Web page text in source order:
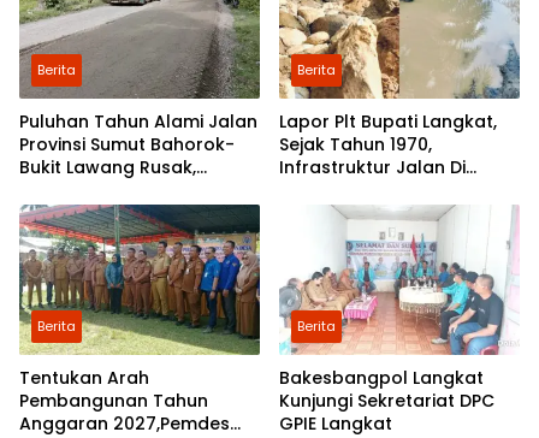
Berita
Puluhan Tahun Alami Jalan
Provinsi Sumut Bahorok-
Bukit Lawang Rusak,
Perbaikan
Berita
Lapor Plt Bupati Langkat,
Sejak Tahun 1970,
Infrastruktur Jalan Di
Diperhatikan Pemerintah
Kabupaten Langkat
Berita
Tentukan Arah
Pembangunan Tahun
Anggaran 2027,Pemdes
Berita
Bakesbangpol Langkat
Kunjungi Sekretariat DPC
GPIE Langkat